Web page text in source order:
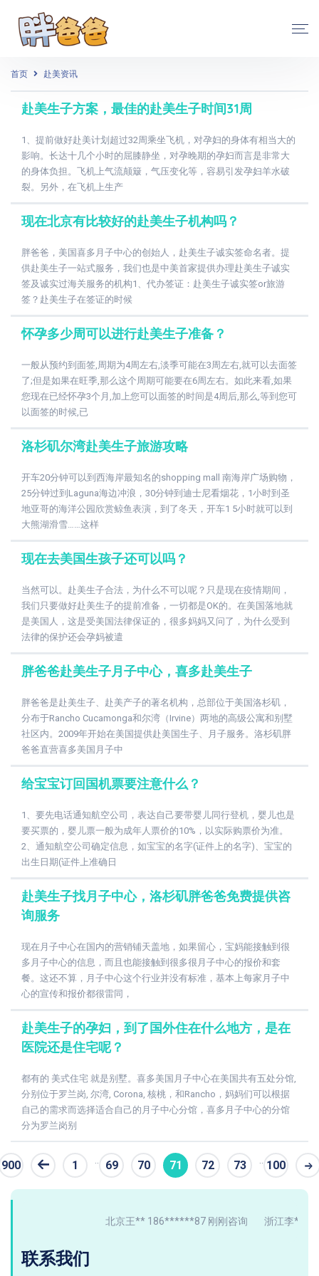
首页 赴美资讯
赴美生子方案，最佳的赴美生子时间31周
1、提前做好赴美计划超过32周乘坐飞机，对孕妇的身体有相当大的
影响。长达十几个小时的屈膝静坐，对孕晚期的孕妇而言是非常大
的身体负担。飞机上气流颠簸，气压变化等，容易引发孕妇羊水破
裂。另外，在飞机上生产
现在北京有比较好的赴美生子机构吗？
胖爸爸，美国喜多月子中心的创始人，赴美生子诚实签命名者。提
供赴美生子一站式服务，我们也是中美首家提供办理赴美生子诚实
签及诚实过海关服务的机构1、代办签证：赴美生子诚实签or旅游
签？赴美生子在签证的时候
怀孕多少周可以进行赴美生子准备？
一般从预约到面签,周期为4周左右,淡季可能在3周左右,就可以去面签
了;但是如果在旺季,那么这个周期可能要在6周左右。如此来看,如果
您现在已经怀孕3个月,加上您可以面签的时间是4周后,那么,等到您可
以面签的时候,已
洛杉矶尔湾赴美生子旅游攻略
开车20分钟可以到西海岸最知名的shopping mall 南海岸广场购物，
25分钟过到Laguna海边冲浪，30分钟到迪士尼看烟花，1小时到圣
地亚哥的海洋公园欣赏鲸鱼表演，到了冬天，开车1 5小时就可以到
大熊湖滑雪……这样
现在去美国生孩子还可以吗？
当然可以。赴美生子合法，为什么不可以呢？只是现在疫情期间，
我们只要做好赴美生子的提前准备，一切都是OK的。在美国落地就
是美国人，这是受美国法律保证的，很多妈妈又问了，为什么受到
法律的保护还会孕妈被遣
胖爸爸赴美生子月子中心，喜多赴美生子
胖爸爸是赴美生子、赴美产子的著名机构，总部位于美国洛杉矶，
分布于Rancho Cucamonga和尔湾（Irvine）两地的高级公寓和别墅
社区内。2009年开始在美国提供赴美国生子、月子服务。洛杉矶胖
爸爸直营喜多美国月子中
给宝宝订回国机票要注意什么？
1、要先电话通知航空公司，表达自己要带婴儿同行登机，婴儿也是
要买票的，婴儿票一般为成年人票价的10%，以实际购票价为准。
2、通知航空公司确定信息，如宝宝的名字(证件上的名字)、宝宝的
出生日期(证件上准确日
赴美生子找月子中心，洛杉矶胖爸爸免费提供咨
询服务
现在月子中心在国内的营销铺天盖地，如果留心，宝妈能接触到很
多月子中心的信息，而且也能接触到很多很月子中心的报价和套
餐。这还不算，月子中心这个行业并没有标准，基本上每家月子中
心的宣传和报价都很雷同，
赴美生子的孕妇，到了国外住在什么地方，是在
医院还是住宅呢？
都有的 美式住宅 就是别墅。喜多美国月子中心在美国共有五处分馆,
分别位于罗兰岗, 尔湾, Corona, 核桃，和Rancho，妈妈们可以根据
自己的需求而选择适合自己的月子中心分馆，喜多月子中心的分馆
分为罗兰岗别
900
条
1 69 70 71 72 73 100
北京王** 186******87 刚刚咨询 浙江李**
联系我们